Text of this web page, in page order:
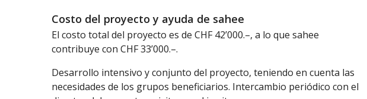
Costo del proyecto y ayuda de sahee
El costo total del proyecto es de CHF 42’000.–, a lo que sahee
contribuye con CHF 33’000.–.
Desarrollo intensivo y conjunto del proyecto, teniendo en cuenta las
necesidades de los grupos beneficiarios. Intercambio periódico con el